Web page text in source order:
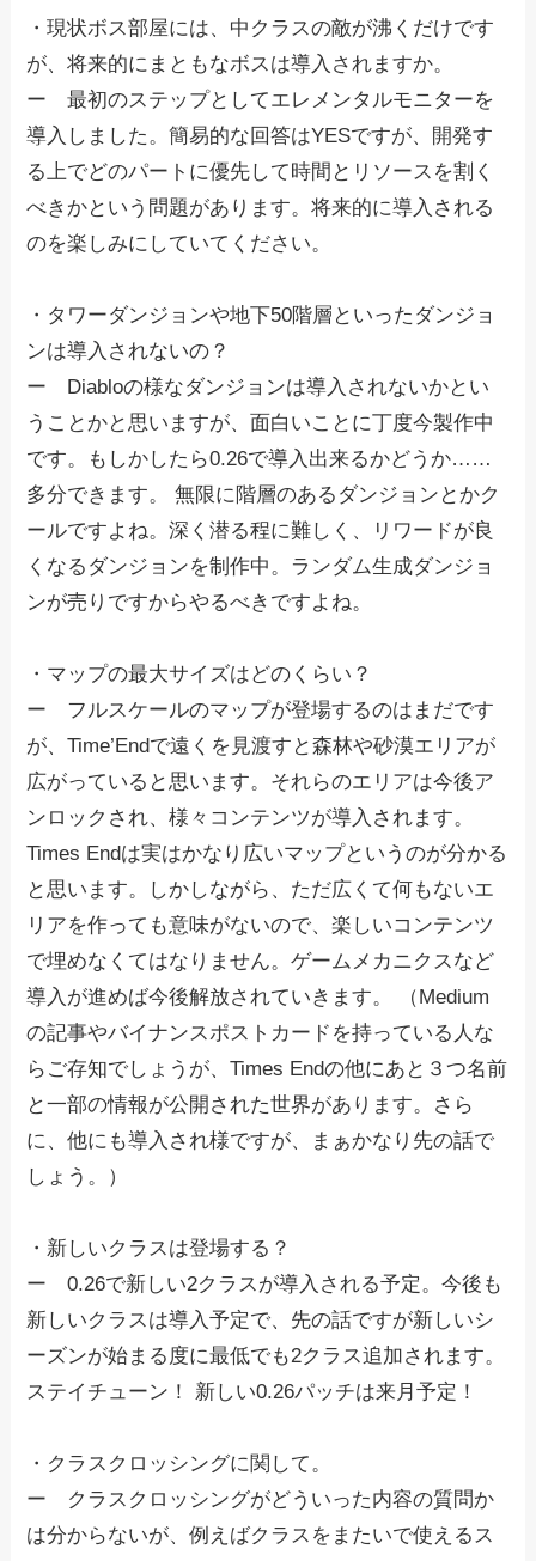
・現状ボス部屋には、中クラスの敵が沸くだけです
が、将来的にまともなボスは導入されますか。
ー 最初のステップとしてエレメンタルモニターを
導入しました。簡易的な回答はYESですが、開発す
る上でどのパートに優先して時間とリソースを割く
べきかという問題があります。将来的に導入される
のを楽しみにしていてください。
・タワーダンジョンや地下50階層といったダンジョ
ンは導入されないの？
ー Diabloの様なダンジョンは導入されないかとい
うことかと思いますが、面白いことに丁度今製作中
です。もしかしたら0.26で導入出来るかどうか……
多分できます。 無限に階層のあるダンジョンとかク
ールですよね。深く潜る程に難しく、リワードが良
くなるダンジョンを制作中。ランダム生成ダンジョ
ンが売りですからやるべきですよね。
・マップの最大サイズはどのくらい？
ー フルスケールのマップが登場するのはまだです
が、Time’Endで遠くを見渡すと森林や砂漠エリアが
広がっていると思います。それらのエリアは今後ア
ンロックされ、様々コンテンツが導入されます。
Times Endは実はかなり広いマップというのが分かる
と思います。しかしながら、ただ広くて何もないエ
リアを作っても意味がないので、楽しいコンテンツ
で埋めなくてはなりません。ゲームメカニクスなど
導入が進めば今後解放されていきます。 （Medium
の記事やバイナンスポストカードを持っている人な
らご存知でしょうが、Times Endの他にあと３つ名前
と一部の情報が公開された世界があります。さら
に、他にも導入され様ですが、まぁかなり先の話で
しょう。）
・新しいクラスは登場する？
ー 0.26で新しい2クラスが導入される予定。今後も
新しいクラスは導入予定で、先の話ですが新しいシ
ーズンが始まる度に最低でも2クラス追加されます。
ステイチューン！ 新しい0.26パッチは来月予定！
・クラスクロッシングに関して。
ー クラスクロッシングがどういった内容の質問か
は分からないが、例えばクラスをまたいで使えるス